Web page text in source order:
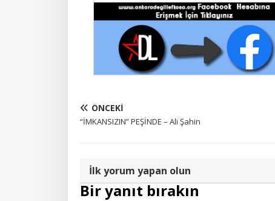
ÖNCEKI
“İMKANSIZIN” PEŞİNDE – Ali Şahin
İlk yorum yapan olun
Bir yanıt bırakın